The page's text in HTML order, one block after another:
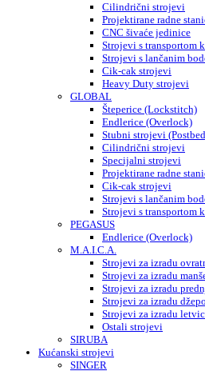
Cilindrični strojevi
Projektirane radne
CNC šivaće jedinice
Strojevi s transportom
Strojevi s lančanim
Cik-cak strojevi
Heavy Duty strojevi
GLOBAL
Šteperice (Lockstitch)
Endlerice (Overlock)
Stubni strojevi
Cilindrični strojevi
Specijalni strojevi
Projektirane radne
Cik-cak strojevi
Strojevi s lančanim
Strojevi s transportom
PEGASUS
Endlerice (Overlock)
M.A.I.C.A.
Strojevi za izradu
Strojevi za izradu
Strojevi za izradu
Strojevi za izradu
Strojevi za izradu
Ostali strojevi
SIRUBA
Kućanski strojevi
SINGER